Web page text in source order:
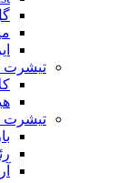
تیشرت
تیشرت